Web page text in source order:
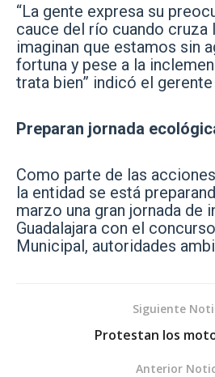
“La gente expresa su
cauce del río cuando cruza
imaginan que estamos sin
fortuna y pese a la
trata bien” indicó el
Preparan jornada
Como parte de las
la entidad se está
marzo una gran jornada de
Guadalajara con el
Municipal, autoridades
Siguiente
Protestan los
Anterior